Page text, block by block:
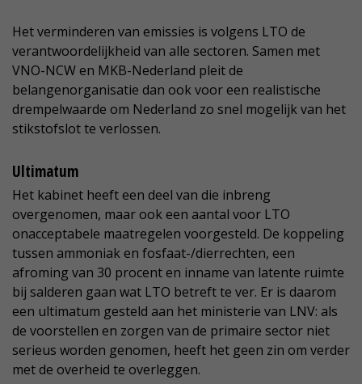
Het verminderen van emissies is volgens LTO de
verantwoordelijkheid van alle sectoren. Samen met
VNO-NCW en MKB-Nederland pleit de
belangenorganisatie dan ook voor een realistische
drempelwaarde om Nederland zo snel mogelijk van het
stikstofslot te verlossen.
Ultimatum
Het kabinet heeft een deel van die inbreng
overgenomen, maar ook een aantal voor LTO
onacceptabele maatregelen voorgesteld. De koppeling
tussen ammoniak en fosfaat-/dierrechten, een
afroming van 30 procent en inname van latente ruimte
bij salderen gaan wat LTO betreft te ver. Er is daarom
een ultimatum gesteld aan het ministerie van LNV: als
de voorstellen en zorgen van de primaire sector niet
serieus worden genomen, heeft het geen zin om verder
met de overheid te overleggen.